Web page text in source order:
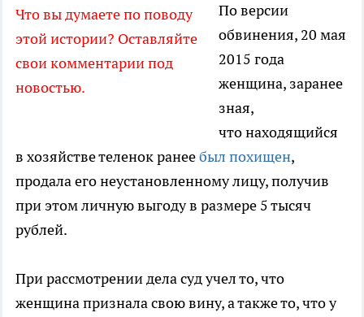
Что вы думаете по поводу
этой истории? Оставляйте
свои комментарии под
новостью.
По версии
обвинения, 20 мая
2015 года
женщина, заранее
зная,
что находящийся
в хозяйстве теленок ранеебыл похищен,
продала его неустановленному лицу, получив
при этом личную выгоду в размере 5 тысяч
рублей.
При рассмотрении дела суд учел то, что
женщина признала свою вину, а также то, что у